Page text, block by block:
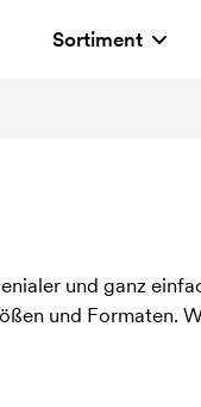
Sortiment
und ganz
und Formaten.